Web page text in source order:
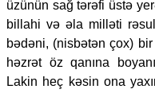
üzünün sağ tərəfi üstə
billahi və əla milləti
bədəni, (nisbətən çox)
həzrət öz qanına
Lakin heç kəsin ona